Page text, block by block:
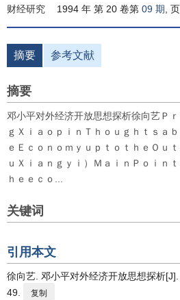
财经研究 1994 年 第 20 卷第 09 期 ,
摘要 参考文献
摘要
邓小平对外经济开放思想探析徐向艺Ｐ
ｇＸｉａｏｐｉｎＴｈｏｕｇｈｔｓａ
ｅＥｃｏｎｏｍｙｕｐｔｏｔｈｅＯｕ
ｕＸｉａｎｇｙｉ）ＭａｉｎＰｏｉｎ
ｈｅｅｃｏ...
关键词
引用本文
徐向艺. 邓小平对外经济开放思想探析
49.
复制